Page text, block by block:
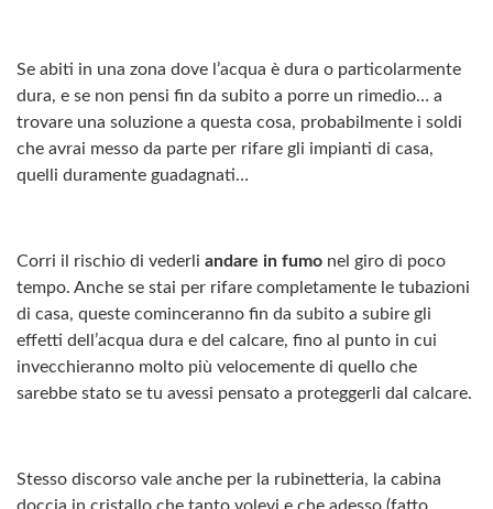
Se abiti in una zona dove l’acqua è dura o particolarmente
dura, e se non pensi fin da subito a porre un rimedio… a
trovare una soluzione a questa cosa, probabilmente i soldi
che avrai messo da parte per rifare gli impianti di casa,
quelli duramente guadagnati…
Corri il rischio di vederli andare in fumo nel giro di poco
tempo. Anche se stai per rifare completamente le tubazioni
di casa, queste cominceranno fin da subito a subire gli
effetti dell’acqua dura e del calcare, fino al punto in cui
invecchieranno molto più velocemente di quello che
sarebbe stato se tu avessi pensato a proteggerli dal calcare.
Stesso discorso vale anche per la rubinetteria, la cabina